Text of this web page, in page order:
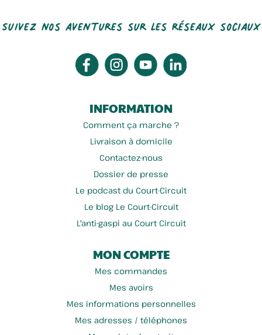
Suivez nos aventures sur les réseaux sociaux
INFORMATION
Comment ça marche ?
Livraison à domicile
Contactez-nous
Dossier de presse
Le podcast du Court-Circuit
Le blog Le Court-Circuit
L'anti-gaspi au Court Circuit
MON COMPTE
Mes commandes
Mes avoirs
Mes informations personnelles
Mes adresses / téléphones